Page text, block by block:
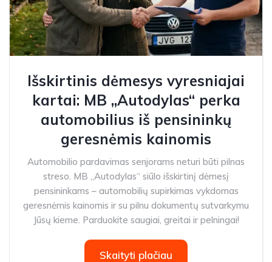
Išskirtinis dėmesys vyresniajai
kartai: MB „Autodylas“ perka
automobilius iš pensininkų
geresnėmis kainomis
Automobilio pardavimas senjorams neturi būti pilnas
streso. MB „Autodylas“ siūlo išskirtinį dėmesį
pensininkams – automobilių supirkimas vykdomas
geresnėmis kainomis ir su pilnu dokumentų sutvarkymu
Jūsų kieme. Parduokite saugiai, greitai ir pelningai!
Skaityti plačiau